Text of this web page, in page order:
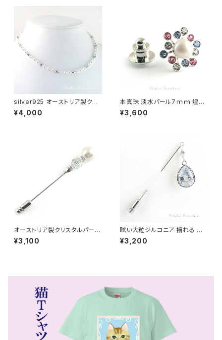
silver925 オーストリア製クリ
スタルパール 4ｍｍベビーパー
ルのキラキラお洒落な磁気ネッ
¥4,000
本真珠 淡水パール7ｍｍ 煌め
くブートニエール ピンブローチ
ラペルピン メンズ レディース s
¥3,600
オーストリア製クリスタルパール
＆クリスタル ピンブローチ ラペ
ルピン スーツピン ホワイト sw
¥3,100
眩い大粒ジルコニア 揺れる ピ
ンブローチ ハットピン ラペルピ
ン メンズ レディース swb-20
¥3,200